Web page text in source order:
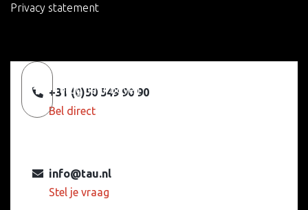
Privacy statement
Terug naar boven
+31 (0)50 549 90 90
Bel direct
info@tau.nl
Stel je vraag